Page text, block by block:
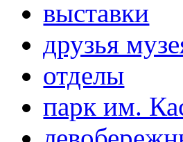
выставки
друзья
отделы
парк им.